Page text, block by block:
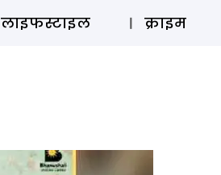
ऑडियो
लाइफस्टाइल क्राइम